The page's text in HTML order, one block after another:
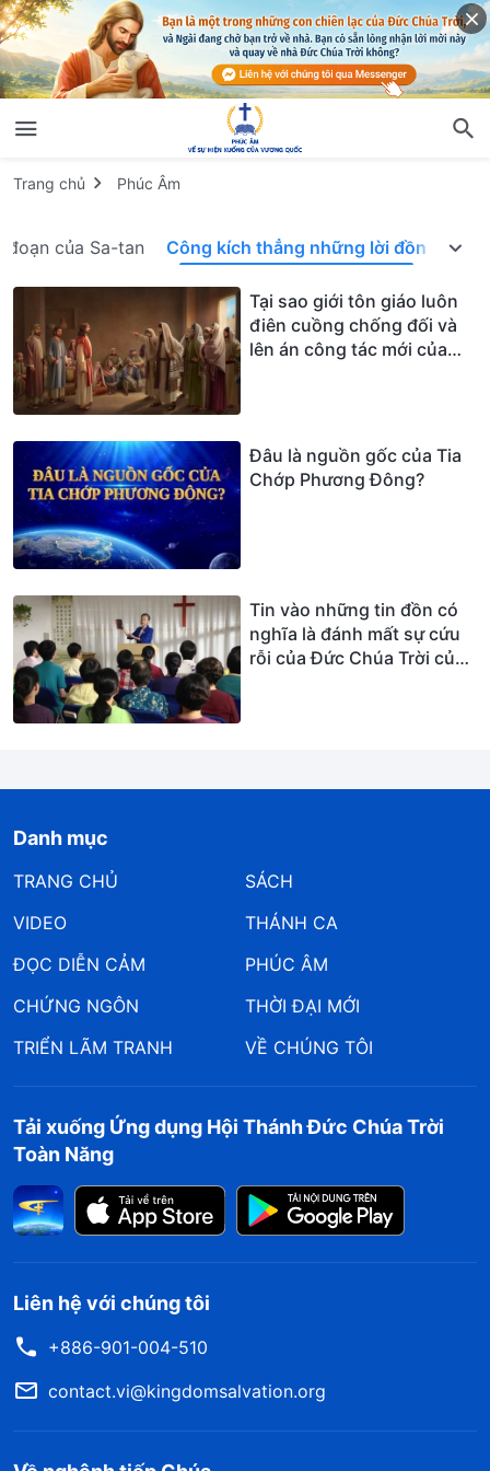
Trang chủ Phúc Âm
đoạn của Sa-tan Công kích thẳng những lời đồn
Tại sao giới tôn giáo luôn
điên cuồng chống đối và
lên án công tác mới của
Đâu là nguồn gốc của Tia
Chớp Phương Đông?
Tin vào những tin đồn có
nghĩa là đánh mất sự cứu
rỗi của Đức Chúa Trời của
Danh mục
TRANG CHỦ
SÁCH
VIDEO
THÁNH CA
ĐỌC DIỄN CẢM
PHÚC ÂM
CHỨNG NGÔN
THỜI ĐẠI MỚI
TRIỂN LÃM TRANH
VỀ CHÚNG TÔI
Tải xuống Ứng dụng Hội Thánh Đức Chúa Trời
Toàn Năng
Liên hệ với chúng tôi
+886-901-004-510
contact.vi@kingdomsalvation.org